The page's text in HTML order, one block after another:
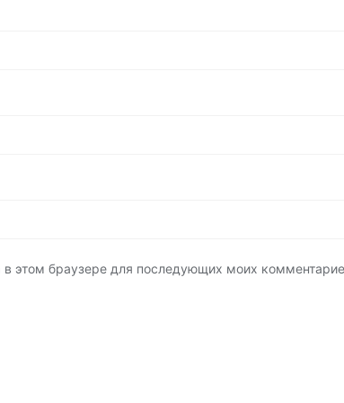
в этом браузере для последующих моих